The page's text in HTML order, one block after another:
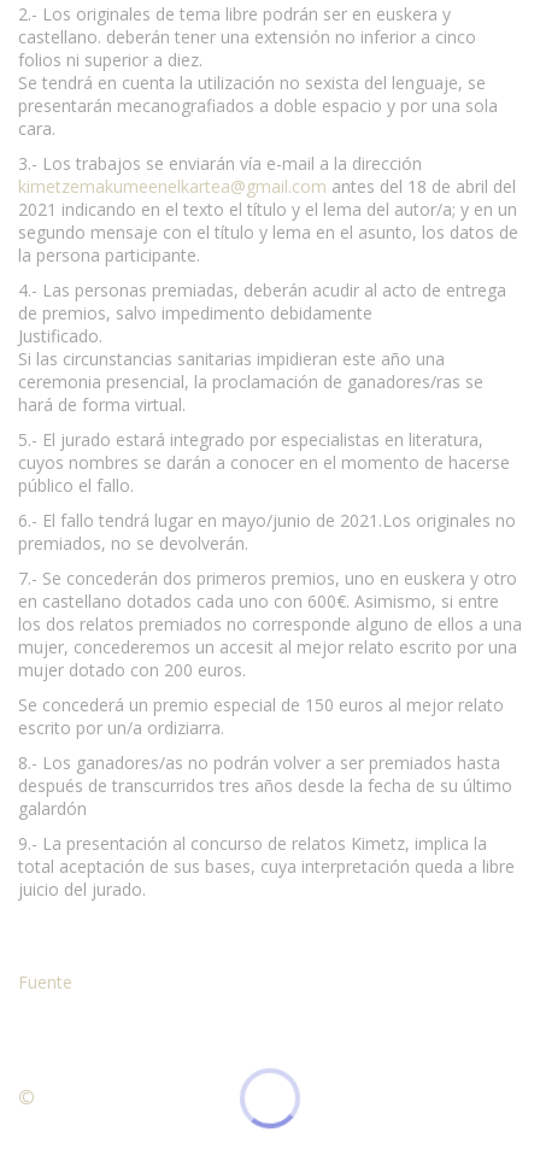
2.- Los originales de tema libre podrán ser en euskera y
castellano. deberán tener una extensión no inferior a cinco
folios ni superior a diez.
Se tendrá en cuenta la utilización no sexista del lenguaje, se
presentarán mecanografiados a doble espacio y por una sola
cara.
3.- Los trabajos se enviarán vía e-mail a la dirección
kimetzemakumeenelkartea@gmail.com antes del 18 de abril del
2021 indicando en el texto el título y el lema del autor/a; y en un
segundo mensaje con el título y lema en el asunto, los datos de
la persona participante.
4.- Las personas premiadas, deberán acudir al acto de entrega
de premios, salvo impedimento debidamente
Justificado.
Si las circunstancias sanitarias impidieran este año una
ceremonia presencial, la proclamación de ganadores/ras se
hará de forma virtual.
5.- El jurado estará integrado por especialistas en literatura,
cuyos nombres se darán a conocer en el momento de hacerse
público el fallo.
6.- El fallo tendrá lugar en mayo/junio de 2021.Los originales no
premiados, no se devolverán.
7.- Se concederán dos primeros premios, uno en euskera y otro
en castellano dotados cada uno con 600€. Asimismo, si entre
los dos relatos premiados no corresponde alguno de ellos a una
mujer, concederemos un accesit al mejor relato escrito por una
mujer dotado con 200 euros.
Se concederá un premio especial de 150 euros al mejor relato
escrito por un/a ordiziarra.
8.- Los ganadores/as no podrán volver a ser premiados hasta
después de transcurridos tres años desde la fecha de su último
galardón
9.- La presentación al concurso de relatos Kimetz, implica la
total aceptación de sus bases, cuya interpretación queda a libre
juicio del jurado.
Fuente
© Condiciones para la reproducción de contenidos de esta